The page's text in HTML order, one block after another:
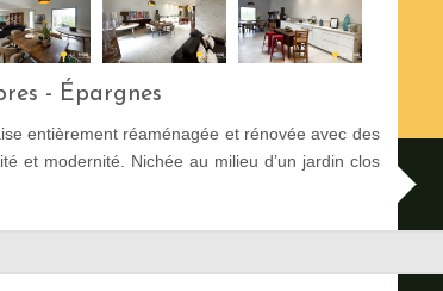
- Épargnes
entièrement réaménagée et rénovée avec des
et modernité. Nichée au milieu d’un jardin clos